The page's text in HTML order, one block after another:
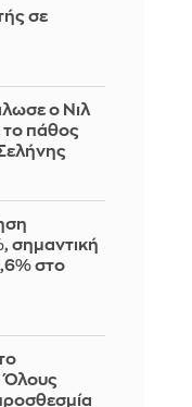
σε
ο Νιλ
το πάθος
σημαντική
στο
Όλους